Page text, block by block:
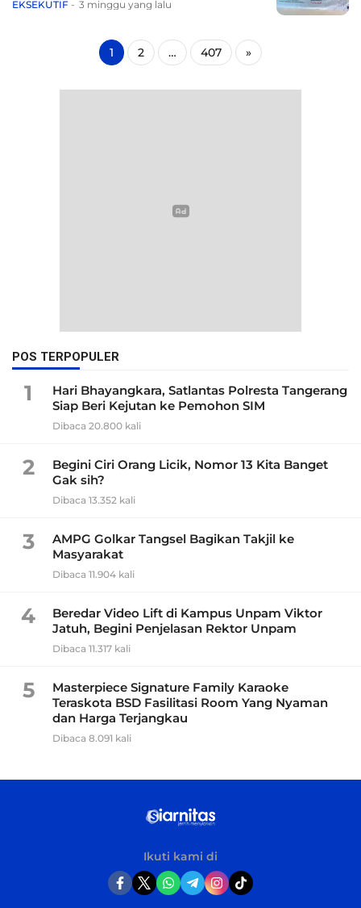
EKSEKUTIF 3 minggu yang lalu
1 2 … 407 »
POS TERPOPULER
1
Hari Bhayangkara, Satlantas Polresta Tangerang
Siap Beri Kejutan ke Pemohon SIM
Dibaca 20.800 kali
2
Begini Ciri Orang Licik, Nomor 13 Kita Banget
Gak sih?
Dibaca 13.352 kali
3
AMPG Golkar Tangsel Bagikan Takjil ke
Masyarakat
Dibaca 11.904 kali
4
Beredar Video Lift di Kampus Unpam Viktor
Jatuh, Begini Penjelasan Rektor Unpam
Dibaca 11.317 kali
5
Masterpiece Signature Family Karaoke
Teraskota BSD Fasilitasi Room Yang Nyaman
dan Harga Terjangkau
Dibaca 8.091 kali
Ikuti kami di